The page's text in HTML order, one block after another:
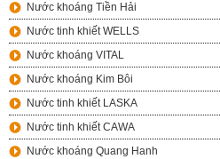
Nước khoáng Tiền Hải
Nước tinh khiết WELLS
Nước khoáng VITAL
Nước khoáng Kim Bôi
Nước tinh khiết LASKA
Nước tinh khiết CAWA
Nước khoáng Quang Hanh